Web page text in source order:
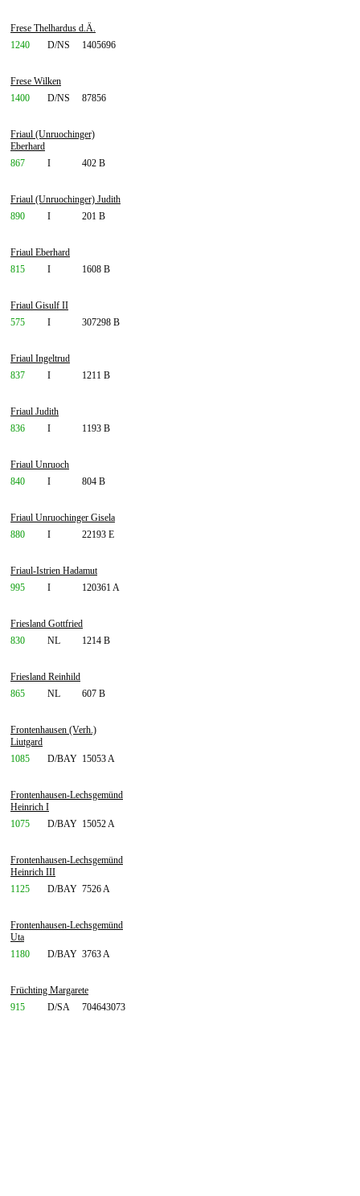
Frese Thelhardus d.Ä.
1240
D/NS 1405696
Frese Wilken
1400
D/NS 87856
Friaul (Unruochinger)
Eberhard
867
I 402 B
Friaul (Unruochinger) Judith
890
I 201 B
Friaul Eberhard
815
I 1608 B
Friaul Gisulf II
575
I 307298 B
Friaul Ingeltrud
837
I 1211 B
Friaul Judith
836
I 1193 B
Friaul Unruoch
840
I 804 B
Friaul Unruochinger Gisela
880
I 22193 E
Friaul-Istrien Hadamut
995
I 120361 A
Friesland Gottfried
830
NL 1214 B
Friesland Reinhild
865
NL 607 B
Frontenhausen (Verh.)
Liutgard
1085
D/BAY 15053 A
Frontenhausen-Lechsgemünd
Heinrich I
1075
D/BAY 15052 A
Frontenhausen-Lechsgemünd
Heinrich III
1125
D/BAY 7526 A
Frontenhausen-Lechsgemünd
Uta
1180
D/BAY 3763 A
Früchting Margarete
915
D/SA 704643073